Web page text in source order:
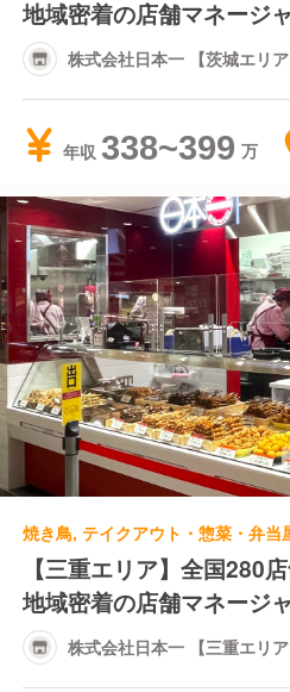
地域密着の店舗マネージ
株式会社日本一 【茨城エリ
年収 338~399
焼き鳥, テイクアウト・惣菜・弁当
【三重エリア】全国280
地域密着の店舗マネージ
株式会社日本一 【三重エリ